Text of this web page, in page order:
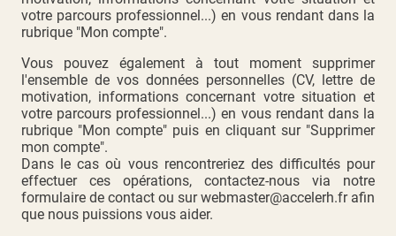
votre parcours professionnel...) en vous rendant dans la
rubrique "Mon compte".
Vous pouvez également à tout moment supprimer
l'ensemble de vos données personnelles (CV, lettre de
motivation, informations concernant votre situation et
votre parcours professionnel...) en vous rendant dans la
rubrique "Mon compte" puis en cliquant sur "Supprimer
mon compte".
Dans le cas où vous rencontreriez des difficultés pour
effectuer ces opérations, contactez-nous via notre
formulaire de contact ou surwebmaster@accelerh.frafin
que nous puissions vous aider.